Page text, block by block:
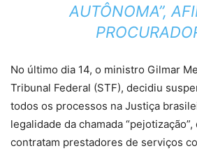
AUTÔNOMA”,
No último dia 14, o ministro Gilmar
Tribunal Federal (STF), decidiu
todos os processos na Justiça
legalidade da chamada
contratam prestadores de serviços